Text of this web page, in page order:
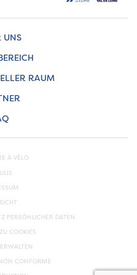
UNS
RAUM
À VÉLO
PERSÖNLICHER DATEN
COOKIES
CONFORME